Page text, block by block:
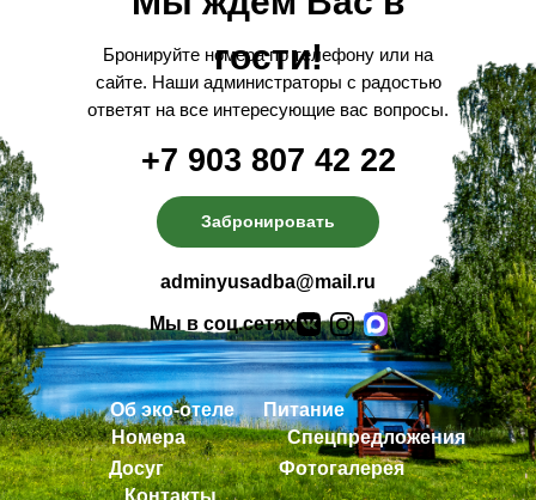
гости!
Забронировать
Бронируйте номера по телефону или на
сайте. Наши администраторы с радостью
ответят на все интересующие вас вопросы.
Об эко-отеле
Номера
Питание
Досуг Фотогалерея
Спецпредложения
+7 903 807 42 22
adminyusadba@mail.ru
Мы в соц.сетях: